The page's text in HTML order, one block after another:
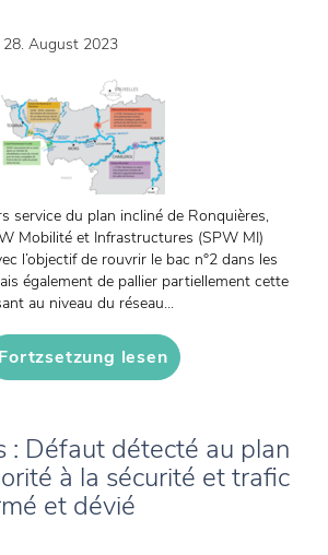
28. August 2023
service du plan incliné de Ronquières,
Mobilité et Infrastructures (SPW MI)
l’objectif de rouvrir le bac n°2 dans les
également de pallier partiellement cette
au niveau du réseau...
Fortzsetzung lesen
: Défaut détecté au plan
à la sécurité et trafic
et dévié